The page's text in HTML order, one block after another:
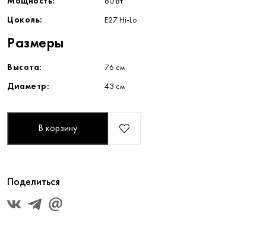
60 Вт
Цоколь: E27 Hi-Lo
Размеры
Высота: 76 см
Диаметр: 43 см
В корзину
Поделиться